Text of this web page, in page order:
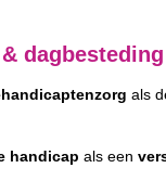
dagbesteding
als
handicap als een